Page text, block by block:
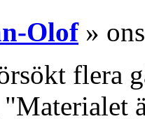
Olof»
flera